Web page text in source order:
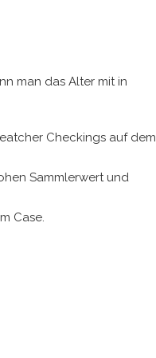
man das Alter mit in
Checkings auf dem
Sammlerwert und
Case.